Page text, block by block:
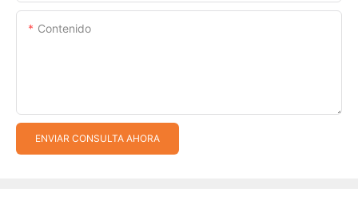
Contenido
ENVIAR CONSULTA AHORA